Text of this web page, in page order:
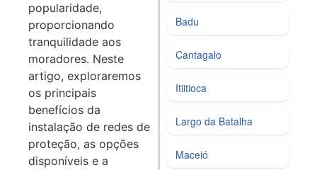
popularidade,
proporcionando
tranquilidade aos
moradores. Neste
artigo, exploraremos
os principais
benefícios da
instalação de redes de
proteção, as opções
disponíveis e a
Badu
Cantagalo
Itiitioca
Largo da Batalha
Maceió